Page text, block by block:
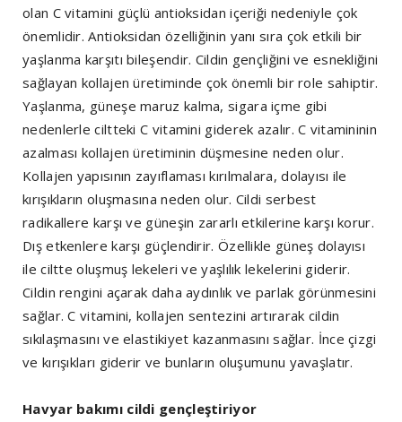
olan C vitamini güçlü antioksidan içeriği nedeniyle çok
önemlidir. Antioksidan özelliğinin yanı sıra çok etkili bir
yaşlanma karşıtı bileşendir. Cildin gençliğini ve esnekliğini
sağlayan kollajen üretiminde çok önemli bir role sahiptir.
Yaşlanma, güneşe maruz kalma, sigara içme gibi
nedenlerle ciltteki C vitamini giderek azalır. C vitamininin
azalması kollajen üretiminin düşmesine neden olur.
Kollajen yapısının zayıflaması kırılmalara, dolayısı ile
kırışıkların oluşmasına neden olur. Cildi serbest
radikallere karşı ve güneşin zararlı etkilerine karşı korur.
Dış etkenlere karşı güçlendirir. Özellikle güneş dolayısı
ile ciltte oluşmuş lekeleri ve yaşlılık lekelerini giderir.
Cildin rengini açarak daha aydınlık ve parlak görünmesini
sağlar. C vitamini, kollajen sentezini artırarak cildin
sıkılaşmasını ve elastikiyet kazanmasını sağlar. İnce çizgi
ve kırışıkları giderir ve bunların oluşumunu yavaşlatır.
Havyar bakımı cildi gençleştiriyor